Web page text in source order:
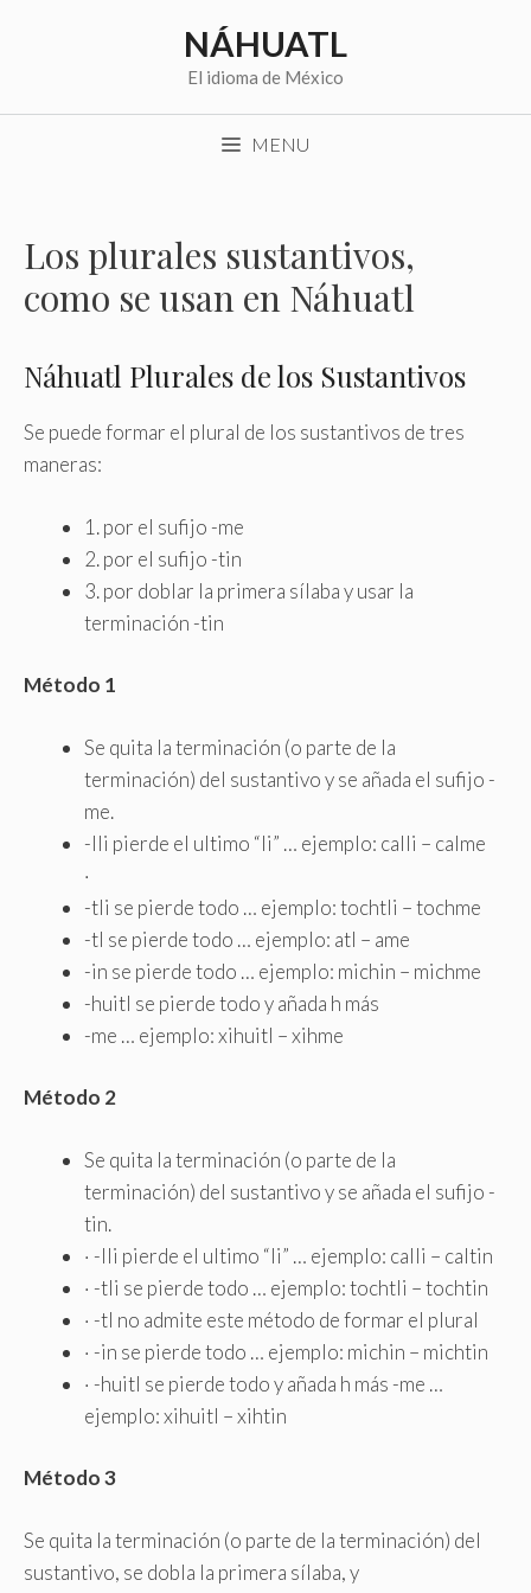
NÁHUATL
El idioma de México
MENU
Los plurales sustantivos,
como se usan en Náhuatl
Náhuatl Plurales de los Sustantivos
Se puede formar el plural de los sustantivos de tres
maneras:
1. por el sufijo -me
2. por el sufijo -tin
3. por doblar la primera sílaba y usar la
terminación -tin
Método 1
Se quita la terminación (o parte de la
terminación) del sustantivo y se añada el sufijo -
me.
-lli pierde el ultimo “li” … ejemplo: calli – calme
·
-tli se pierde todo … ejemplo: tochtli – tochme
-tl se pierde todo … ejemplo: atl – ame
-in se pierde todo … ejemplo: michin – michme
-huitl se pierde todo y añada h más
-me … ejemplo: xihuitl – xihme
Método 2
Se quita la terminación (o parte de la
terminación) del sustantivo y se añada el sufijo -
tin.
· -lli pierde el ultimo “li” … ejemplo: calli – caltin
· -tli se pierde todo … ejemplo: tochtli – tochtin
· -tl no admite este método de formar el plural
· -in se pierde todo … ejemplo: michin – michtin
· -huitl se pierde todo y añada h más -me …
ejemplo: xihuitl – xihtin
Método 3
Se quita la terminación (o parte de la terminación) del
sustantivo, se dobla la primera sílaba, y